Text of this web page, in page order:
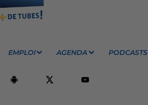
EMPLOI AGENDA PODCASTS